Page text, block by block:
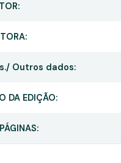
Outros dados:
DA EDIÇÃO: